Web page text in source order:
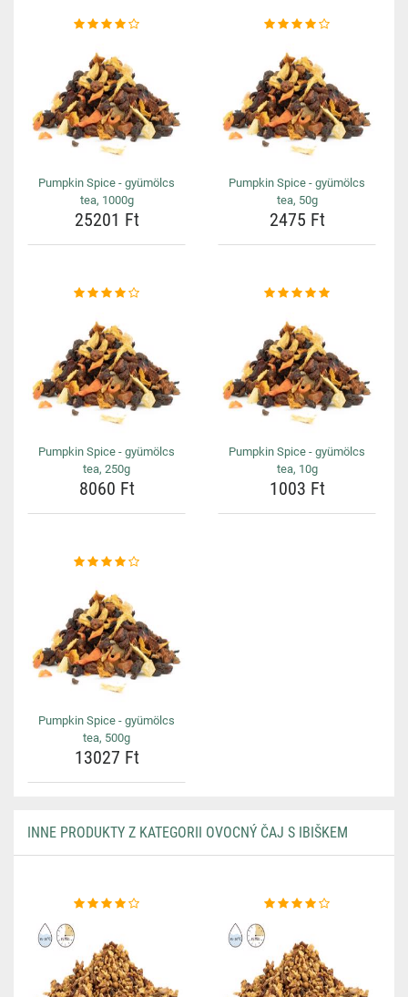
Pumpkin Spice - gyümölcs
tea, 1000g
25201 Ft
Pumpkin Spice - gyümölcs
tea, 50g
2475 Ft
Pumpkin Spice - gyümölcs
tea, 250g
8060 Ft
Pumpkin Spice - gyümölcs
tea, 10g
1003 Ft
Pumpkin Spice - gyümölcs
tea, 500g
13027 Ft
INNE PRODUKTY Z KATEGORII OVOCNÝ ČAJ S IBIŠKEM